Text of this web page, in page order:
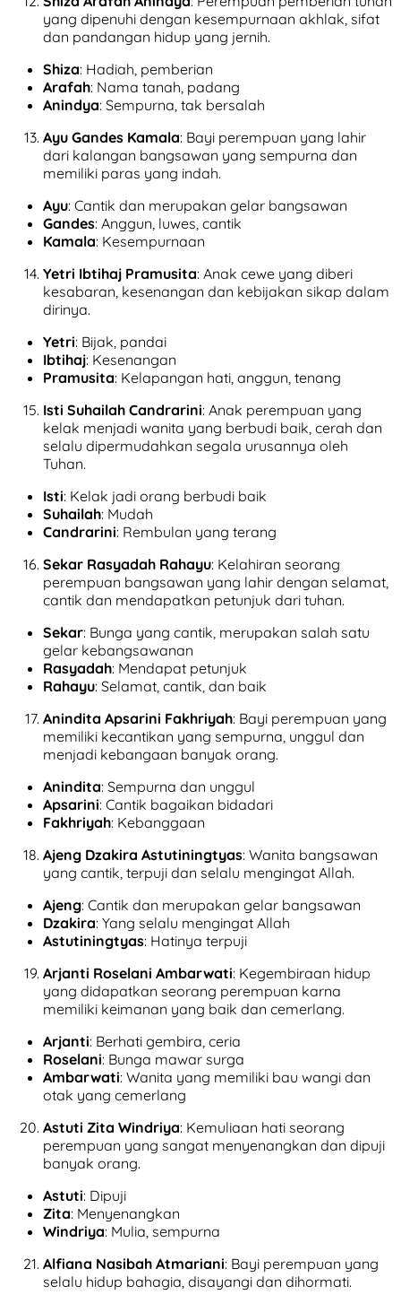
yang dipenuhi dengan kesempurnaan akhlak, sifat
dan pandangan hidup yang jernih.
Shiza: Hadiah, pemberian
Arafah: Nama tanah, padang
Anindya: Sempurna, tak bersalah
Ayu Gandes Kamala: Bayi perempuan yang lahir
dari kalangan bangsawan yang sempurna dan
memiliki paras yang indah.
Ayu: Cantik dan merupakan gelar bangsawan
Gandes: Anggun, luwes, cantik
Kamala: Kesempurnaan
Yetri Ibtihaj Pramusita: Anak cewe yang diberi
kesabaran, kesenangan dan kebijakan sikap dalam
dirinya.
Yetri: Bijak, pandai
Ibtihaj: Kesenangan
Pramusita: Kelapangan hati, anggun, tenang
Isti Suhailah Candrarini: Anak perempuan yang
kelak menjadi wanita yang berbudi baik, cerah dan
selalu dipermudahkan segala urusannya oleh
Tuhan.
Isti: Kelak jadi orang berbudi baik
Suhailah: Mudah
Candrarini: Rembulan yang terang
Sekar Rasyadah Rahayu: Kelahiran seorang
perempuan bangsawan yang lahir dengan selamat,
cantik dan mendapatkan petunjuk dari tuhan.
Sekar: Bunga yang cantik, merupakan salah satu
gelar kebangsawanan
Rasyadah: Mendapat petunjuk
Rahayu: Selamat, cantik, dan baik
Anindita Apsarini Fakhriyah: Bayi perempuan yang
memiliki kecantikan yang sempurna, unggul dan
menjadi kebangaan banyak orang.
Anindita: Sempurna dan unggul
Apsarini: Cantik bagaikan bidadari
Fakhriyah: Kebanggaan
Ajeng Dzakira Astutiningtyas: Wanita bangsawan
yang cantik, terpuji dan selalu mengingat Allah.
Ajeng: Cantik dan merupakan gelar bangsawan
Dzakira: Yang selalu mengingat Allah
Astutiningtyas: Hatinya terpuji
Arjanti Roselani Ambarwati: Kegembiraan hidup
yang didapatkan seorang perempuan karna
memiliki keimanan yang baik dan cemerlang.
Arjanti: Berhati gembira, ceria
Roselani: Bunga mawar surga
Ambarwati: Wanita yang memiliki bau wangi dan
otak yang cemerlang
Astuti Zita Windriya: Kemuliaan hati seorang
perempuan yang sangat menyenangkan dan dipuji
banyak orang.
Astuti: Dipuji
Zita: Menyenangkan
Windriya: Mulia, sempurna
Alfiana Nasibah Atmariani: Bayi perempuan yang
selalu hidup bahagia, disayangi dan dihormati.